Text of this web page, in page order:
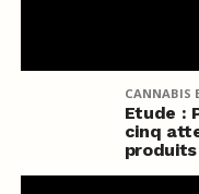
CANNABIS
Etude :
cinq